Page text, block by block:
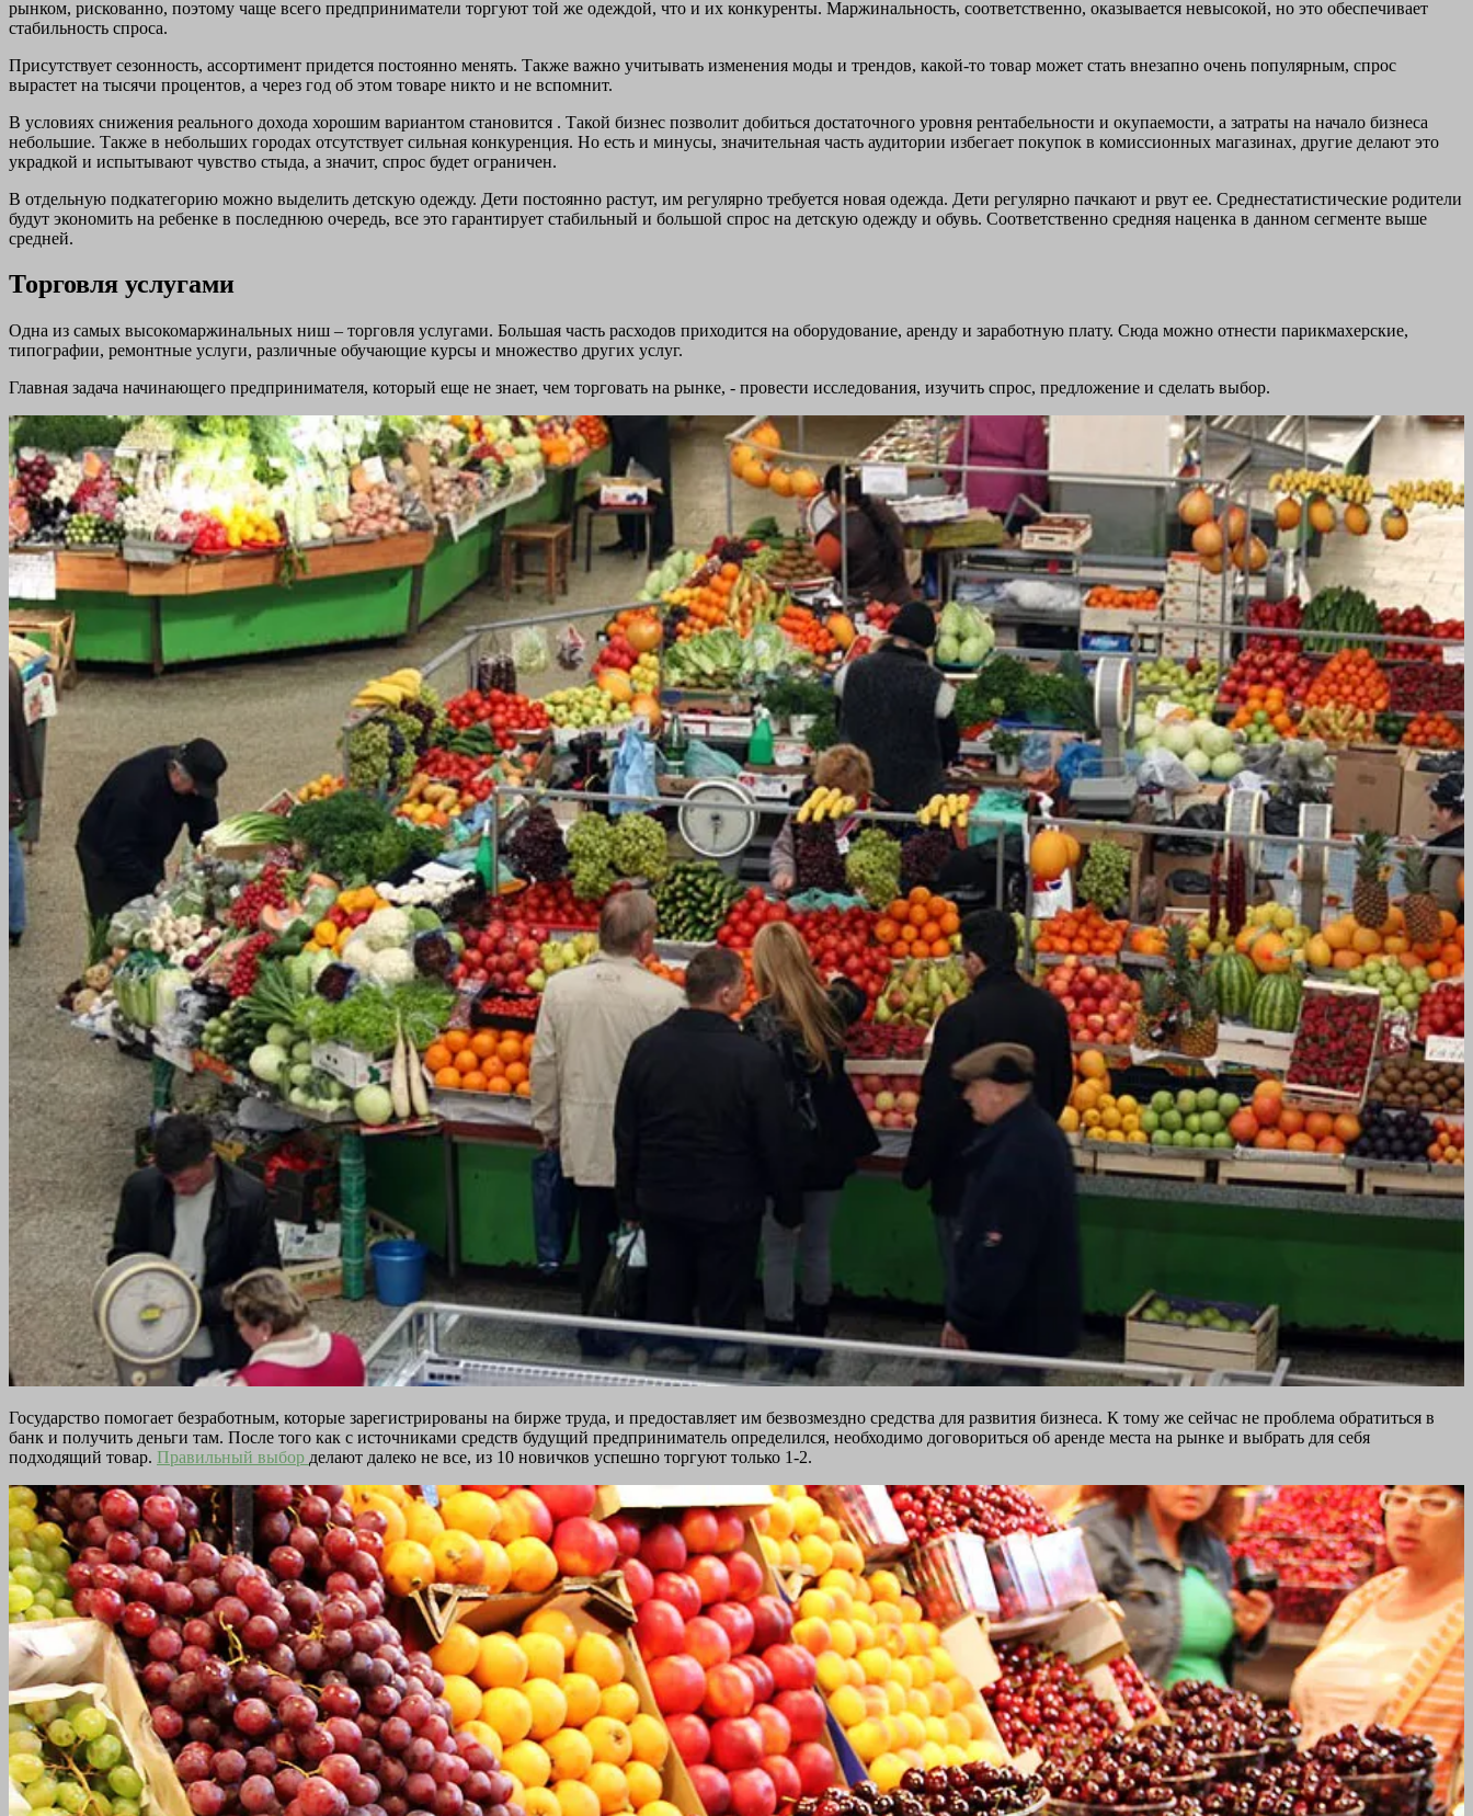
рынком, рискованно, поэтому чаще всего предприниматели торгуют той же одеждой, что и их конкуренты. Маржинальность, соответственно, оказывается невысокой, но это обеспечивает
стабильность спроса.
Присутствует сезонность, ассортимент придется постоянно менять. Также важно учитывать изменения моды и трендов, какой-то товар может стать внезапно очень популярным, спрос
вырастет на тысячи процентов, а через год об этом товаре никто и не вспомнит.
В условиях снижения реального дохода хорошим вариантом становится . Такой бизнес позволит добиться достаточного уровня рентабельности и окупаемости, а затраты на начало бизнеса
небольшие. Также в небольших городах отсутствует сильная конкуренция. Но есть и минусы, значительная часть аудитории избегает покупок в комиссионных магазинах, другие делают это
украдкой и испытывают чувство стыда, а значит, спрос будет ограничен.
В отдельную подкатегорию можно выделить детскую одежду. Дети постоянно растут, им регулярно требуется новая одежда. Дети регулярно пачкают и рвут ее. Среднестатистические родители
будут экономить на ребенке в последнюю очередь, все это гарантирует стабильный и большой спрос на детскую одежду и обувь. Соответственно средняя наценка в данном сегменте выше
средней.
Торговля услугами
Одна из самых высокомаржинальных ниш – торговля услугами. Большая часть расходов приходится на оборудование, аренду и заработную плату. Сюда можно отнести парикмахерские,
типографии, ремонтные услуги, различные обучающие курсы и множество других услуг.
Главная задача начинающего предпринимателя, который еще не знает, чем торговать на рынке, - провести исследования, изучить спрос, предложение и сделать выбор.
Государство помогает безработным, которые зарегистрированы на бирже труда, и предоставляет им безвозмездно средства для развития бизнеса. К тому же сейчас не проблема обратиться в
банк и получить деньги там. После того как с источниками средств будущий предприниматель определился, необходимо договориться об аренде места на рынке и выбрать для себя
подходящий товар. Правильный выбор делают далеко не все, из 10 новичков успешно торгуют только 1-2.